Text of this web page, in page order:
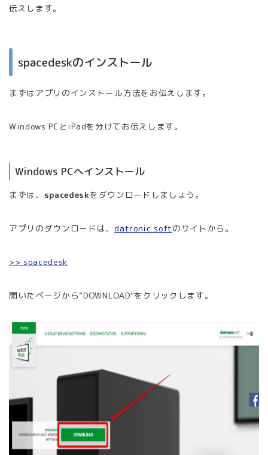
伝えします。
spacedeskのインストール
まずはアプリのインストール方法をお伝えします。
Windows PCとiPadを分けてお伝えします。
Windows PCへインストール
まずは、 spacedeskをダウンロードしましょう。
アプリのダウンロードは、 datronic softのサイトから。
>> spacedesk
開いたページから”DOWNLOAD”をクリックします。